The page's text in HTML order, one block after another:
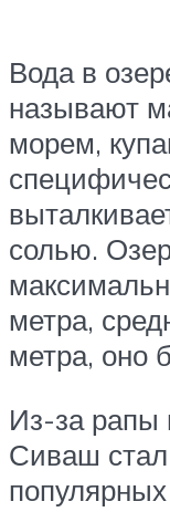
Вода в
называют
морем,
солью.
метра,
метра, оно
Из-за рапы
Сиваш